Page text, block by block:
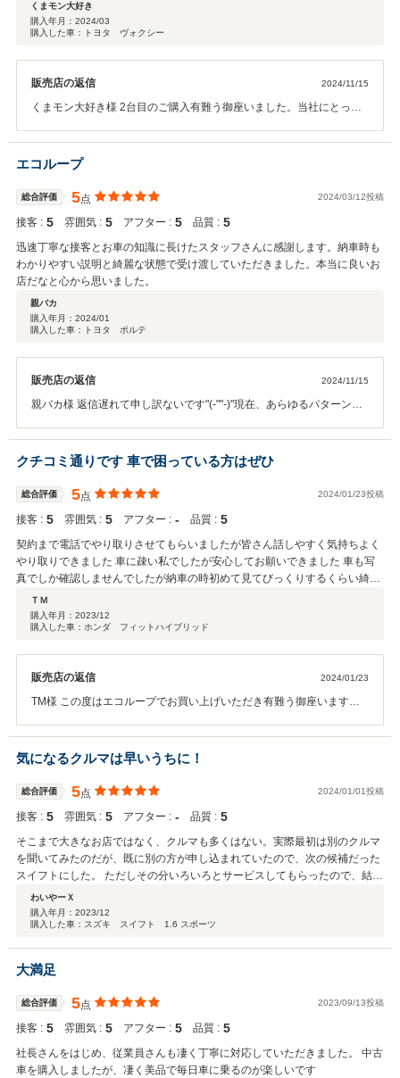
くまモン大好き
購入年月： 2024/03
購入した車：トヨタ ヴォクシー
販売店の返信 2024/11/15
くまモン大好き様 2台目のご購入有難う御座いました。当社にとって
しょう！本当にありがとうございました。車の事以外でも結構ですの
でいつでも電話なり来店してくださいね
エコループ
総合評価 5点 2024/03/12投稿
接客 : 5 雰囲気 : 5 アフター : 5 品質 : 5
迅速丁寧な接客とお車の知識に長けたスタッフさんに感謝します。納車時も
わかりやすい説明と綺麗な状態で受け渡していただきました。本当に良いお
店だなと心から思いました。
親バカ
購入年月： 2024/01
購入した車：トヨタ ポルテ
販売店の返信 2024/11/15
親バカ様 返信遅れて申し訳ないです"(-""-)"現在、あらゆるパターンの
お気軽にお声がけくださいませ！！この度は本当にありがとうござい
ました。
クチコミ通りです 車で困っている方はぜひ
総合評価 5点 2024/01/23投稿
接客 : 5 雰囲気 : 5 アフター : ‐ 品質 : 5
契約まで電話でやり取りさせてもらいましたが皆さん話しやすく気持ちよく
やり取りできました 車に疎い私でしたが安心してお願いできました 車も写
真でしか確認しませんでしたが納車の時初めて見てびっくりするくらい綺麗
でした 家族も新車が来たのかと思うくらい驚いてました 担当して頂いた田
中さんをはじめ従業員の皆さんもありがとうございました
ＴＭ
購入年月： 2023/12
購入した車：ホンダ フィットハイブリッド
販売店の返信 2024/01/23
TM様 この度はエコループでお買い上げいただき有難う御座います。
スタッフ一同感謝いたします。 最高なクチコミは当社にとっても何よ
り励みになりますので、これから車の事は勿論、車の事以外でも精一
杯対応していきたいと思っておりますので今後共末永いお付き合い宜
しくお願い致します。
気になるクルマは早いうちに！
総合評価 5点 2024/01/01投稿
接客 : 5 雰囲気 : 5 アフター : ‐ 品質 : 5
そこまで大きなお店ではなく、クルマも多くはない。実際最初は別のクルマ
を聞いてみたのだが、既に別の方が申し込まれていたので、次の候補だった
スイフトにした。 ただしその分いろいろとサービスしてもらったので、結果
的に満足いくものになりました。
わいやーＸ
購入年月： 2023/12
購入した車：スズキ スイフト 1.6 スポーツ
大満足
総合評価 5点 2023/09/13投稿
接客 : 5 雰囲気 : 5 アフター : 5 品質 : 5
社長さんをはじめ、従業員さんも凄く丁寧に対応していただきました。 中古
車を購入しましたが、凄く美品で毎日車に乗るのが楽しいです